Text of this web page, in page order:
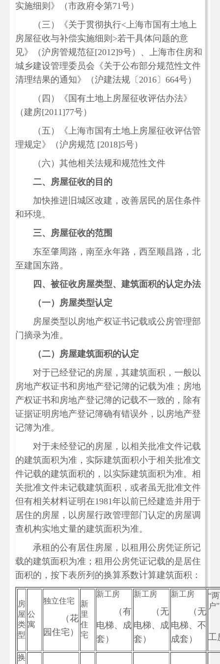
实施细则》（市政府令第71号）
（三）《关于贯彻执行<上海市国有土地上
房屋征收与补偿实施细则>若干具体问题的意
见》（沪房管规范征[2012]9号）、上海市住房和
城乡建设管理委员会《关于公布部分规范性文件
清理结果的通知》（沪建法规〔2016〕664号）
（四）《国有土地上房屋征收评估办法》
（建房[2011]77号）
（五）《上海市国有土地上房屋征收评估管
理规定》（沪房规范 [2018]5号）
（六）其他相关法规和规范性文件
二、房屋征收的目的
加快推进旧城区改建，改善居民的居住条件
和环境。
三、房屋征收的范围
东至肇周路，南至永年路，西至顺昌路，北
至建国东路。
四、被征收房屋类型、建筑面积的认定办法
（一）房屋类型认定
房屋类型以房地产权证书记载或公房管理部
门摘录为准。
（二）房屋建筑面积的认定
对于已经登记的房屋，其建筑面积，一般以
房地产权证书和房地产登记簿的记载为准；房地
产权证书和房地产登记簿的记载不一致的，除有
证据证明房地产登记簿确有错误外，以房地产登
记簿为准。
对于未经登记的房屋，以相关批准文件记载
的建筑面积为准，实际建筑面积小于相关批准文
件记载的建筑面积的，以实际建筑面积为准。相
关批准文件未记载建筑面积，或者虽无批准文件
但有相关材料证明在1981年以前已经建造并用于
居住的房屋，以房屋行政管理部门认定的房屋调
查机构实地丈量的建筑面积为准。
承租的公有居住房屋，以租用公房凭证所记
载的建筑面积为准；租用公房凭证记载的是居住
面积的，按下表所列的换算系数计算建筑面积：
房
屋
类
型
公
寓
独立住宅
（花
园住宅）
新
里
住
宅
新工房
（有
电梯、成
套）
新工房
（无
电梯、成
套）
新工房
（无
电梯、不
成套）
“
户”
工
换